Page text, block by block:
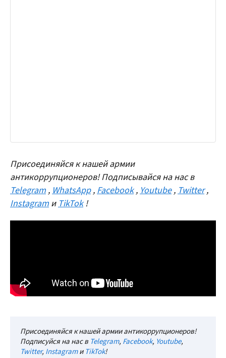
Присоединяйся к нашей армии
антикоррупционеров! Подписывайся на нас в
Telegram ,WhatsApp ,Facebook ,Youtube ,Twitter ,
Instagram иTikTok !
Присоединяйся к нашей армии антикоррупционеров!
Подписуйся на нас в Telegram, Facebook, Youtube,
Twitter, InstagramиTikTok!